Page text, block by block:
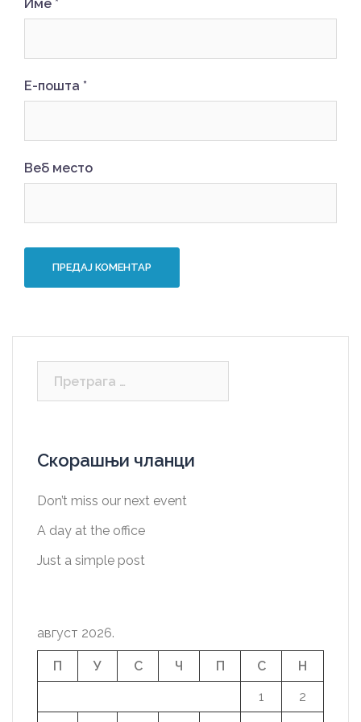
Име *
Е-пошта *
Веб место
Скорашњи чланци
Don’t miss our next event
A day at the office
Just a simple post
август 2026.
П У С Ч П С
Н
1
2